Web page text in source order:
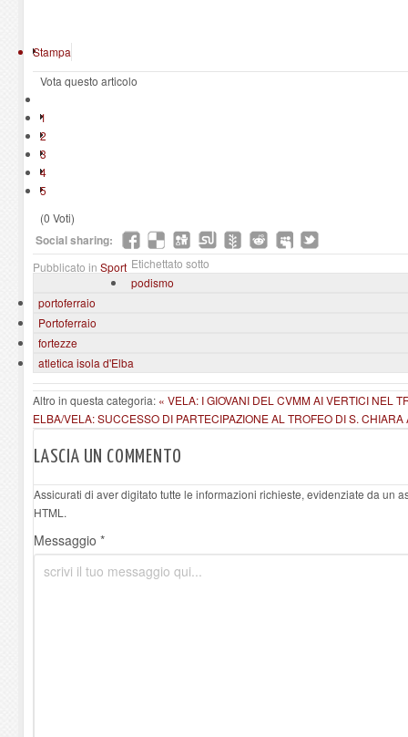
Stampa
Vota questo articolo
1
2
3
4
5
(0 Voti)
Social sharing:
Pubblicato in Sport Etichettato sotto
podismo
portoferraio
Portoferraio
fortezze
atletica isola d'Elba
Altro in questa categoria: « VELA: I GIOVANI DEL CVMM AI VERTICI NEL
ELBA/VELA: SUCCESSO DI PARTECIPAZIONE AL TROFEO DI S.
LASCIA UN COMMENTO
Assicurati di aver digitato tutte le informazioni richieste, evidenziate da un
HTML.
Messaggio *